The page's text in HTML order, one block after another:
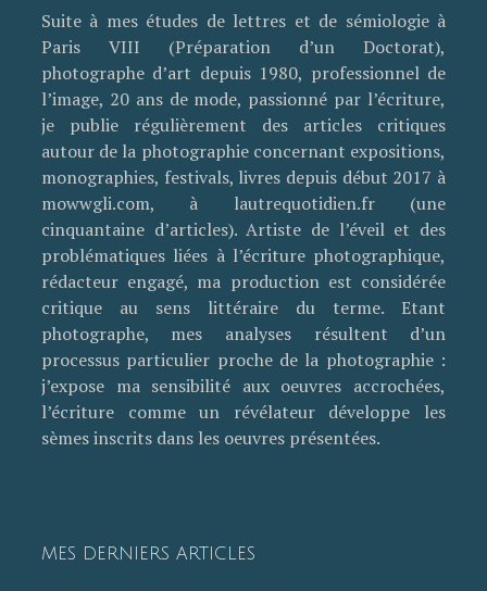
Suite à mes études de lettres et de sémiologie à
Paris VIII (Préparation d’un Doctorat),
photographe d’art depuis 1980, professionnel de
l’image, 20 ans de mode, passionné par l’écriture,
je publie régulièrement des articles critiques
autour de la photographie concernant expositions,
monographies, festivals, livres depuis début 2017 à
mowwgli.com, à lautrequotidien.fr (une
cinquantaine d’articles). Artiste de l’éveil et des
problématiques liées à l’écriture photographique,
rédacteur engagé, ma production est considérée
critique au sens littéraire du terme. Etant
photographe, mes analyses résultent d’un
processus particulier proche de la photographie :
j’expose ma sensibilité aux oeuvres accrochées,
l’écriture comme un révélateur développe les
sèmes inscrits dans les oeuvres présentées.
MES DERNIERS ARTICLES